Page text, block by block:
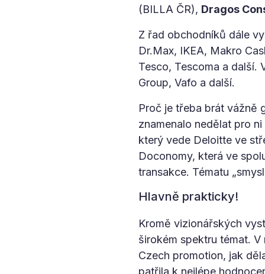
(BILLA ČR), Dragos
Z řad obchodníků dále
Dr.Max, IKEA, Makro
Tesco, Tescoma a další.
Group, Vafo a další.
Proč je třeba brát vážně
znamenalo nedělat pro
který vede Deloitte ve
Doconomy, která ve
transakce. Tématu
Hlavně prakticky!
Kromě vizionářských
širokém spektru témat.
Czech promotion, jak
patřila k nejlépe